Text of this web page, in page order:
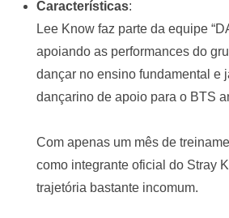
Características:
Lee Know faz parte da equipe
apoiando as performances do
dançar no ensino fundamental e
dançarino de apoio para o BTS
Com apenas um mês de
como integrante oficial do Stray
trajetória bastante incomum.